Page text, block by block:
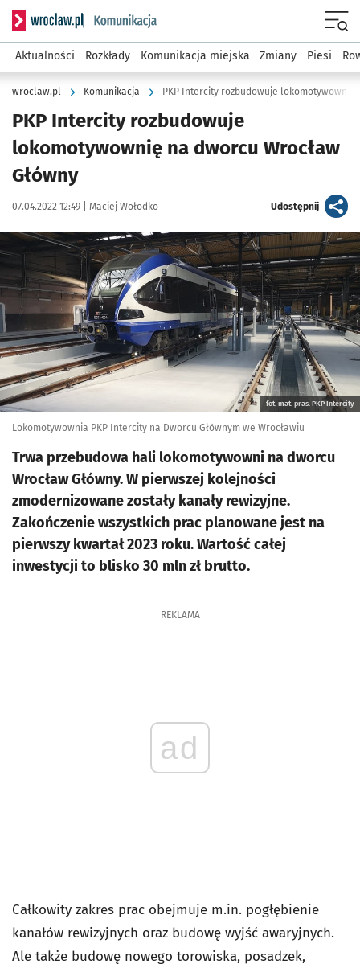
Serwis informacyjny wroclaw.pl podserwis: Komunikacja
Aktualności Rozkłady Komunikacja miejska Zmiany Piesi
wroclaw.pl Komunikacja PKP Intercity rozbudowuje lokomotywownię
PKP Intercity rozbudowuje
lokomotywownię na dworcu Wrocław
Główny
Data publikacji:
07.04.2022 12:49 | Autor:
Maciej Wołodko Udostępnijartykuł
Kliknij, aby powiększyć
fot. mat. pras. PKP Intercity
Lokomotywownia PKP Intercity na Dworcu Głównym we Wrocławiu
Trwa przebudowa hali lokomotywowni na dworcu
Wrocław Główny. W pierwszej kolejności
zmodernizowane zostały kanały rewizyjne.
Zakończenie wszystkich prac planowane jest na
pierwszy kwartał 2023 roku. Wartość całej
inwestycji to blisko 30 mln zł brutto.
REKLAMA
ad
Całkowity zakres prac obejmuje m.in. pogłębienie
kanałów rewizyjnych oraz budowę wyjść awaryjnych.
Ale także budowę nowego torowiska, posadzek,